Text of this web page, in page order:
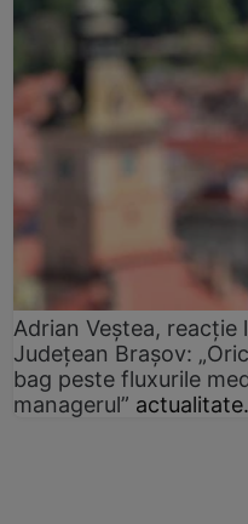
Adrian Veștea, reacție
Județean Brașov:
bag peste fluxurile
managerul”